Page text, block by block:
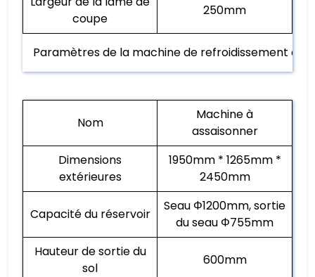
coupe
250mm
Paramètres de la machine de refroidissement et
Nom
Machine à
assaisonner
Dimensions
extérieures
1950mm * 1265mm *
2450mm
Capacité du réservoir
Seau Φ1200mm, sortie
du seau Φ755mm
Hauteur de sortie du
sol
600mm